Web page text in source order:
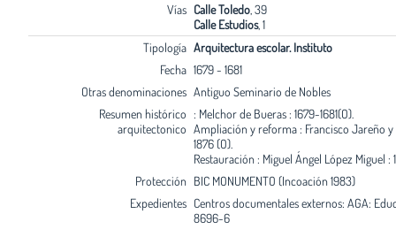
Vías Calle Toledo, 39
Calle Estudios, 1
Tipología Arquitectura escolar. Instituto
Fecha 1679 - 1681
Otras denominaciones Antiguo Seminario de Nobles
Resumen histórico
arquitectonico
: Melchor de Bueras : 1679-1681(O).
Ampliación y reforma : Francisco Jareño
1876 (O).
Restauración : Miguel Ángel López Miguel :
Protección BIC MONUMENTO (Incoación 1983)
Expedientes Centros documentales externos: AGA:
8696-6